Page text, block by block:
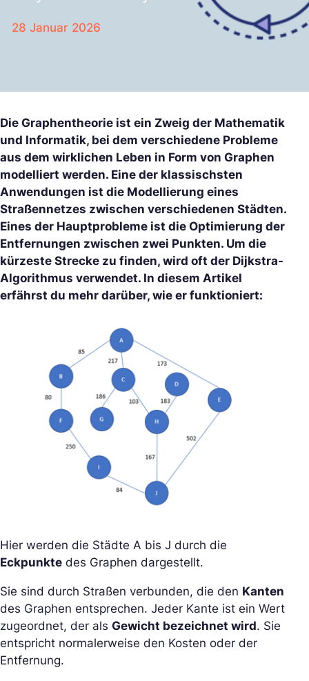
28 Januar 2026
Die Graphentheorie ist ein Zweig der Mathematik
und Informatik, bei dem verschiedene Probleme
aus dem wirklichen Leben in Form von Graphen
modelliert werden. Eine der klassischsten
Anwendungen ist die Modellierung eines
Straßennetzes zwischen verschiedenen Städten.
Eines der Hauptprobleme ist die Optimierung der
Entfernungen zwischen zwei Punkten. Um die
kürzeste Strecke zu finden, wird oft der Dijkstra-
Algorithmus verwendet. In diesem Artikel
erfährst du mehr darüber, wie er funktioniert:
Hier werden die Städte A bis J durch die
Eckpunkte des Graphen dargestellt.
Sie sind durch Straßen verbunden, die den Kanten
des Graphen entsprechen. Jeder Kante ist ein Wert
zugeordnet, der als Gewicht bezeichnet wird. Sie
entspricht normalerweise den Kosten oder der
Entfernung.